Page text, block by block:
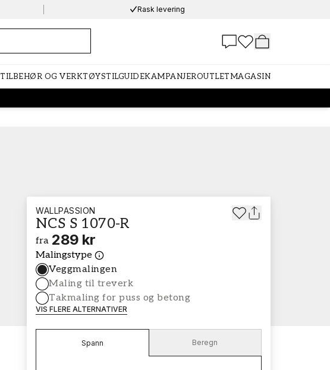
Rask levering
TILBEHØR OG VERKTØYSTILGUIDEKAMPANJEROUTLETMAGASIN
WALLPASSION
NCS S 1070-R
fra 289 kr
Malingstype
Veggmalingen
Maling til treverk
Takmaling for puss og betong
VIS FLERE ALTERNATIVER
Spann Beregn